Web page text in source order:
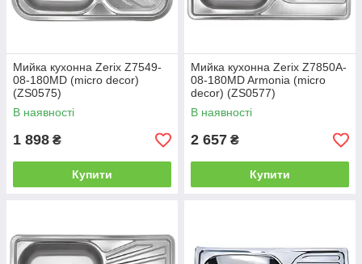
Мийка кухонна Zerix Z7549-
08-180MD (micro decor)
(ZS0575)
В наявності
1 898 ₴
Купити
Мийка кухонна Zerix Z7850A-
08-180MD Armonia (micro
decor) (ZS0577)
В наявності
2 657 ₴
Купити